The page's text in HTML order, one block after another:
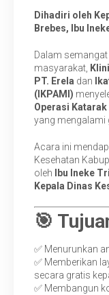
Dihadiri oleh
Brebes, Ibu
Dalam
masyarakat,
PT. Erela dan
(IKPAMI)
Operasi
yang mengalami
Acara ini
Kesehatan
oleh
Ibu Ineke
Kepala Dinas
🎯
✅ Menurunkan
✅ Memberikan
secara gratis
✅ Membangun